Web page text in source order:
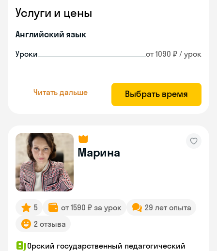
Услуги и цены
Английский язык
Уроки от 1090 ₽ / урок
Читать дальше Выбрать время
Марина
5 от 1590 ₽ за урок
29 лет опыта
2 отзыва
Орский государственный педагогический